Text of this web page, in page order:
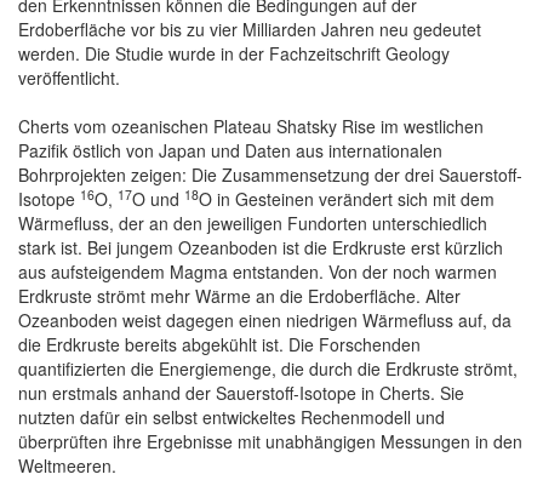
den Erkenntnissen können die Bedingungen auf der
Erdoberfläche vor bis zu vier Milliarden Jahren neu gedeutet
werden. Die Studie wurde in der Fachzeitschrift Geology
veröffentlicht.
Cherts vom ozeanischen Plateau Shatsky Rise im westlichen
Pazifik östlich von Japan und Daten aus internationalen
Bohrprojekten zeigen: Die Zusammensetzung der drei Sauerstoff-
Isotope 16O, 17O und 18O in Gesteinen verändert sich mit dem
Wärmefluss, der an den jeweiligen Fundorten unterschiedlich
stark ist. Bei jungem Ozeanboden ist die Erdkruste erst kürzlich
aus aufsteigendem Magma entstanden. Von der noch warmen
Erdkruste strömt mehr Wärme an die Erdoberfläche. Alter
Ozeanboden weist dagegen einen niedrigen Wärmefluss auf, da
die Erdkruste bereits abgekühlt ist. Die Forschenden
quantifizierten die Energiemenge, die durch die Erdkruste strömt,
nun erstmals anhand der Sauerstoff-Isotope in Cherts. Sie
nutzten dafür ein selbst entwickeltes Rechenmodell und
überprüften ihre Ergebnisse mit unabhängigen Messungen in den
Weltmeeren.